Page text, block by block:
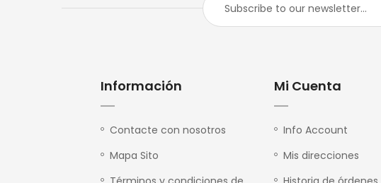
Información
Contacte con nosotros
Mapa Sito
Mi Cuenta
Info Account
Mis direcciones